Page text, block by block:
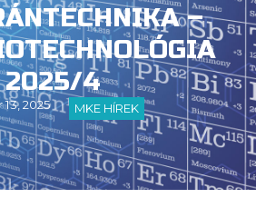
–
2025/4
2025 MKE HÍREK